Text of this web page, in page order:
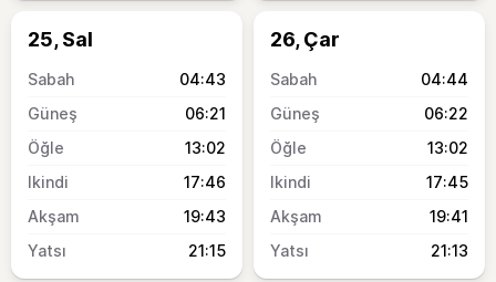
25, Sal
04:43
06:21
13:02
17:46
19:43
21:15
26, Çar
04:44
06:22
13:02
17:45
19:41
21:13